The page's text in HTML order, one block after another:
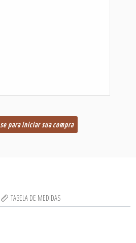
para iniciar sua compra
TABELA DE MEDIDAS